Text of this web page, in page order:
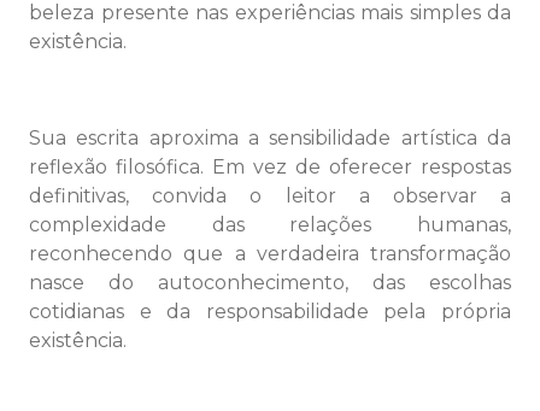
beleza presente nas experiências mais simples da
existência.
Sua escrita aproxima a sensibilidade artística da
reflexão filosófica. Em vez de oferecer respostas
definitivas, convida o leitor a observar a
complexidade das relações humanas,
reconhecendo que a verdadeira transformação
nasce do autoconhecimento, das escolhas
cotidianas e da responsabilidade pela própria
existência.